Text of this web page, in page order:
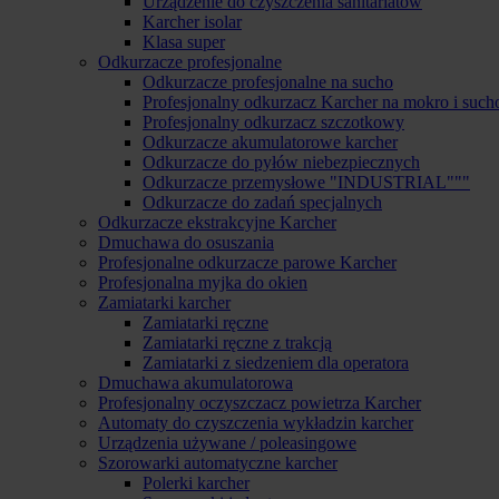
Karcher isolar
Klasa super
Odkurzacze profesjonalne
Odkurzacze profesjonalne na sucho
Profesjonalny odkurzacz Karcher na mokro i
Profesjonalny odkurzacz szczotkowy
Odkurzacze akumulatorowe karcher
Odkurzacze do pyłów niebezpiecznych
Odkurzacze przemysłowe "INDUSTRIAL"""
Odkurzacze do zadań specjalnych
Odkurzacze ekstrakcyjne Karcher
Dmuchawa do osuszania
Profesjonalne odkurzacze parowe Karcher
Profesjonalna myjka do okien
Zamiatarki karcher
Zamiatarki ręczne
Zamiatarki ręczne z trakcją
Zamiatarki z siedzeniem dla operatora
Dmuchawa akumulatorowa
Profesjonalny oczyszczacz powietrza Karcher
Automaty do czyszczenia wykładzin karcher
Urządzenia używane / poleasingowe
Szorowarki automatyczne karcher
Polerki karcher